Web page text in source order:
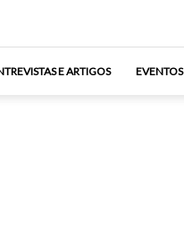
E ARTIGOS EVENTOS